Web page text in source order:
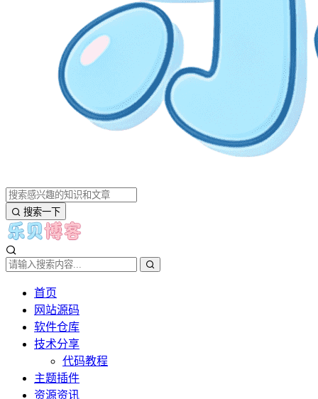
搜索一下
首页
网站源码
软件仓库
技术分享
代码教程
主题插件
资源资讯